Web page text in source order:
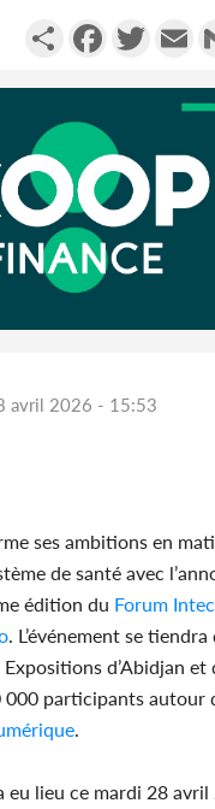
PartagerFacebookTwitter
avril 2026 - 15:53
ses ambitions en
de santé avec
édition du Forum
. L’événement se
d’Abidjan et
000 participants autour
eu lieu ce mardi 28 avril